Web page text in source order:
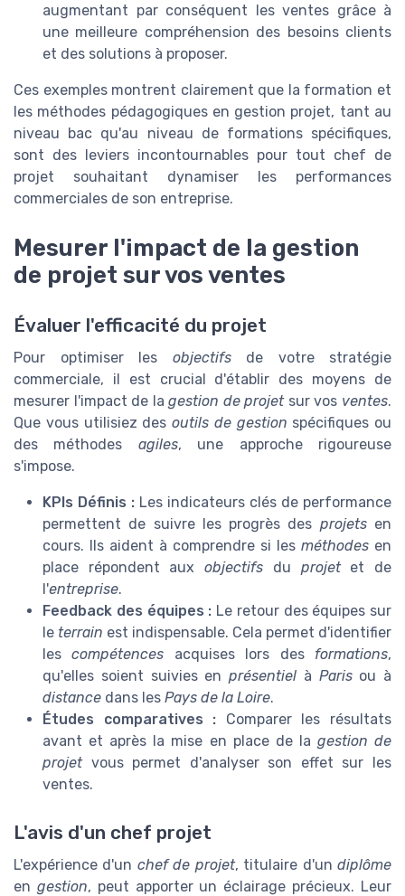
augmentant par conséquent les ventes grâce à
une meilleure compréhension des besoins clients
et des solutions à proposer.
Ces exemples montrent clairement que la formation et
les méthodes pédagogiques en gestion projet, tant au
niveau bac qu'au niveau de formations spécifiques,
sont des leviers incontournables pour tout chef de
projet souhaitant dynamiser les performances
commerciales de son entreprise.
Mesurer l'impact de la gestion
de projet sur vos ventes
Évaluer l'efficacité du projet
Pour optimiser les objectifsde votre stratégie
commerciale, il est crucial d'établir des moyens de
mesurer l'impact de lagestion de projetsur vos ventes.
Que vous utilisiez des outils de gestion spécifiques ou
des méthodes agiles, une approche rigoureuse
s'impose.
KPIs Définis : Les indicateurs clés de performance
permettent de suivre les progrès des projetsen
cours. Ils aident à comprendre si les méthodes en
place répondent auxobjectifs du projetet de
l'entreprise.
Feedback des équipes : Le retour des équipes sur
le terrain est indispensable. Cela permet d'identifier
lescompétences acquises lors des formations,
qu'elles soient suivies en présentiel à Parisou à
distance dans les Pays de la Loire.
Études comparatives : Comparer les résultats
avant et après la mise en place de la gestion de
projetvous permet d'analyser son effet sur les
ventes.
L'avis d'un chef projet
L'expérience d'un chef de projet, titulaire d'undiplôme
en gestion, peut apporter un éclairage précieux. Leur